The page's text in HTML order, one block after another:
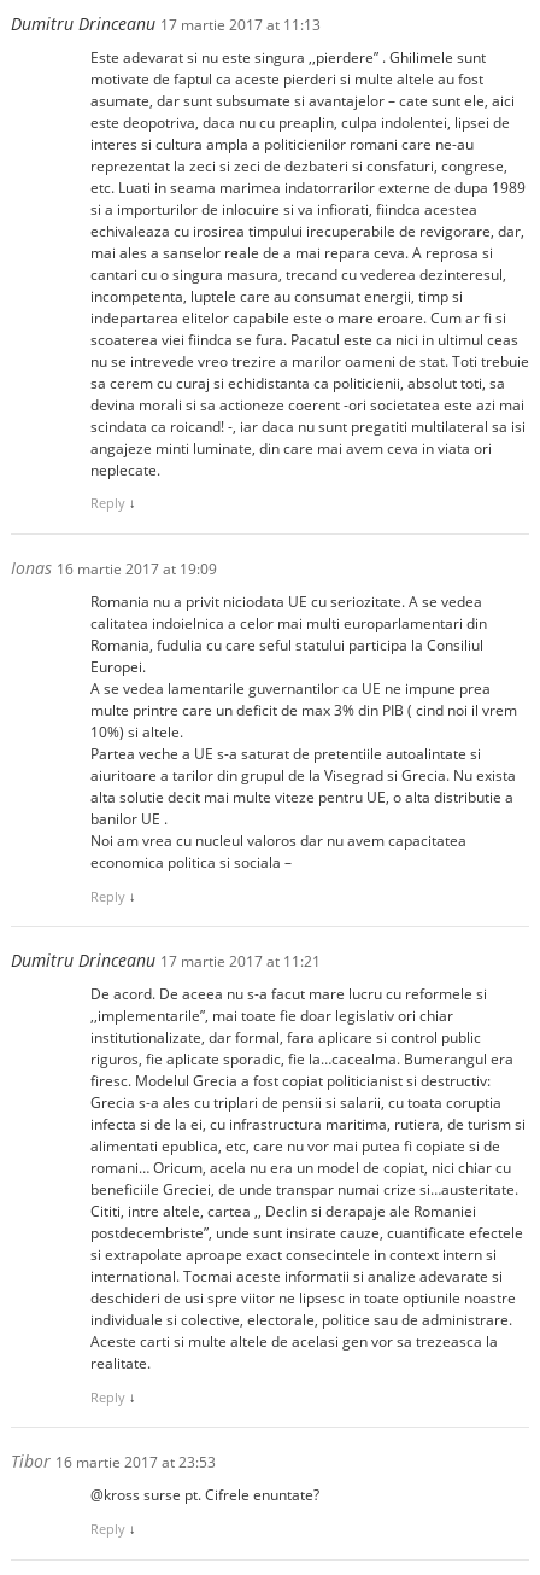
Dumitru Drinceanu 17 martie 2017 at 11:13
Este adevarat si nu este singura ,,pierdere” . Ghilimele sunt
motivate de faptul ca aceste pierderi si multe altele au fost
asumate, dar sunt subsumate si avantajelor – cate sunt ele, aici
este deopotriva, daca nu cu preaplin, culpa indolentei, lipsei de
interes si cultura ampla a politicienilor romani care ne-au
reprezentat la zeci si zeci de dezbateri si consfaturi, congrese,
etc. Luati in seama marimea indatorrarilor externe de dupa 1989
si a importurilor de inlocuire si va infiorati, fiindca acestea
echivaleaza cu irosirea timpului irecuperabile de revigorare, dar,
mai ales a sanselor reale de a mai repara ceva. A reprosa si
cantari cu o singura masura, trecand cu vederea dezinteresul,
incompetenta, luptele care au consumat energii, timp si
indepartarea elitelor capabile este o mare eroare. Cum ar fi si
scoaterea viei fiindca se fura. Pacatul este ca nici in ultimul ceas
nu se intrevede vreo trezire a marilor oameni de stat. Toti trebuie
sa cerem cu curaj si echidistanta ca politicienii, absolut toti, sa
devina morali si sa actioneze coerent -ori societatea este azi mai
scindata ca roicand! -, iar daca nu sunt pregatiti multilateral sa isi
angajeze minti luminate, din care mai avem ceva in viata ori
neplecate.
Reply ↓
Ionas 16 martie 2017 at 19:09
Romania nu a privit niciodata UE cu seriozitate. A se vedea
calitatea indoielnica a celor mai multi europarlamentari din
Romania, fudulia cu care seful statului participa la Consiliul
Europei.
A se vedea lamentarile guvernantilor ca UE ne impune prea
multe printre care un deficit de max 3% din PIB ( cind noi il vrem
10%) si altele.
Partea veche a UE s-a saturat de pretentiile autoalintate si
aiuritoare a tarilor din grupul de la Visegrad si Grecia. Nu exista
alta solutie decit mai multe viteze pentru UE, o alta distributie a
banilor UE .
Noi am vrea cu nucleul valoros dar nu avem capacitatea
economica politica si sociala –
Reply ↓
Dumitru Drinceanu 17 martie 2017 at 11:21
De acord. De aceea nu s-a facut mare lucru cu reformele si
,,implementarile”, mai toate fie doar legislativ ori chiar
institutionalizate, dar formal, fara aplicare si control public
riguros, fie aplicate sporadic, fie la…cacealma. Bumerangul era
firesc. Modelul Grecia a fost copiat politicianist si destructiv:
Grecia s-a ales cu triplari de pensii si salarii, cu toata coruptia
infecta si de la ei, cu infrastructura maritima, rutiera, de turism si
alimentati epublica, etc, care nu vor mai putea fi copiate si de
romani… Oricum, acela nu era un model de copiat, nici chiar cu
beneficiile Greciei, de unde transpar numai crize si…austeritate.
Cititi, intre altele, cartea ,, Declin si derapaje ale Romaniei
postdecembriste”, unde sunt insirate cauze, cuantificate efectele
si extrapolate aproape exact consecintele in context intern si
international. Tocmai aceste informatii si analize adevarate si
deschideri de usi spre viitor ne lipsesc in toate optiunile noastre
individuale si colective, electorale, politice sau de administrare.
Aceste carti si multe altele de acelasi gen vor sa trezeasca la
realitate.
Reply ↓
Tibor 16 martie 2017 at 23:53
@kross surse pt. Cifrele enuntate?
Reply ↓